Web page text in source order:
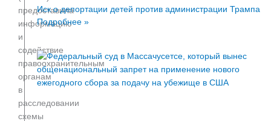
предоставила
информацию
и
содействие
правоохранительным
органам
в
расследовании
схемы
Иск о депортации детей против администрации Трампа
Подробнее »